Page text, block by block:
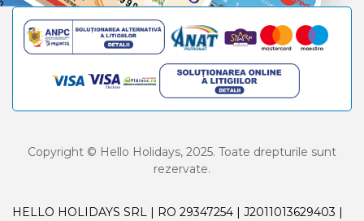
Copyright © Hello Holidays, 2025. Toate drepturile sunt
rezervate.
HELLO HOLIDAYS SRL | RO 29347254 | J2011013629403 |